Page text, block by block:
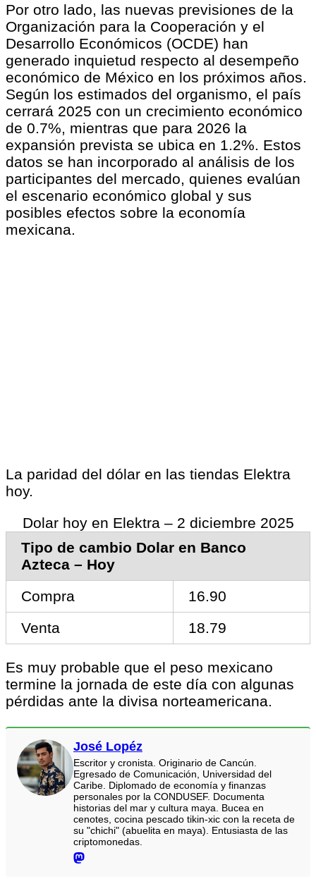
Por otro lado, las nuevas previsiones de la
Organización para la Cooperación y el
Desarrollo Económicos (OCDE) han
generado inquietud respecto al desempeño
económico de México en los próximos años.
Según los estimados del organismo, el país
cerrará 2025 con un crecimiento económico
de 0.7%, mientras que para 2026 la
expansión prevista se ubica en 1.2%. Estos
datos se han incorporado al análisis de los
participantes del mercado, quienes evalúan
el escenario económico global y sus
posibles efectos sobre la economía
mexicana.
La paridad del dólar en las tiendas Elektra
hoy.
Dolar hoy en Elektra – 2 diciembre 2025
Tipo de cambio Dolar en Banco
Azteca – Hoy
Compra
16.90
Venta
18.79
Es muy probable que el peso mexicano
termine la jornada de este día con algunas
pérdidas ante la divisa norteamericana.
José Lopéz
Escritor y cronista. Originario de Cancún.
Egresado de Comunicación, Universidad del
Caribe. Diplomado de economía y finanzas
personales por la CONDUSEF. Documenta
historias del mar y cultura maya. Bucea en
cenotes, cocina pescado tikin-xic con la receta de
su "chichi" (abuelita en maya). Entusiasta de las
criptomonedas.